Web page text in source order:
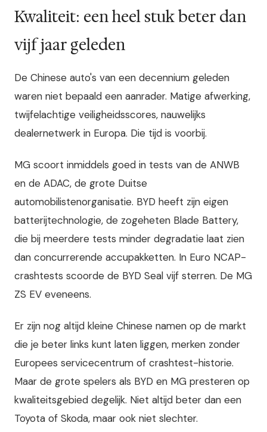
Kwaliteit: een heel stuk beter dan
vijf jaar geleden
De Chinese auto's van een decennium geleden
waren niet bepaald een aanrader. Matige afwerking,
twijfelachtige veiligheidsscores, nauwelijks
dealernetwerk in Europa. Die tijd is voorbij.
MG scoort inmiddels goed in tests van de ANWB
en de ADAC, de grote Duitse
automobilistenorganisatie. BYD heeft zijn eigen
batterijtechnologie, de zogeheten Blade Battery,
die bij meerdere tests minder degradatie laat zien
dan concurrerende accupakketten. In Euro NCAP-
crashtests scoorde de BYD Seal vijf sterren. De MG
ZS EV eveneens.
Er zijn nog altijd kleine Chinese namen op de markt
die je beter links kunt laten liggen, merken zonder
Europees servicecentrum of crashtest-historie.
Maar de grote spelers als BYD en MG presteren op
kwaliteitsgebied degelijk. Niet altijd beter dan een
Toyota of Skoda, maar ook niet slechter.